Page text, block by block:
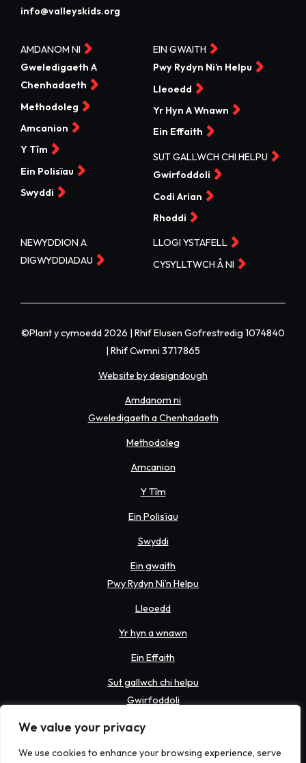
We value your privacy
We use cookies to enhance your browsing experience, serve
info@valleyskids.org
AMDANOM NI
Gweledigaeth A
Chenhadaeth
Methodoleg
Amcanion
Y Tîm
Ein Polisïau
Swyddi
EIN GWAITH
Pwy Rydyn Ni’n Helpu
Lleoedd
Yr Hyn A Wnawn
Ein Effaith
SUT GALLWCH CHI HELPU
Gwirfoddoli
Codi Arian
Rhoddi
NEWYDDION A
DIGWYDDIADAU
LLOGI YSTAFELL
CYSYLLTWCH Â NI
©Plant y cymoedd 2026 | Rhif Elusen Gofrestredig 1074840
| Rhif Cwmni 3717865
Website by designdough
Amdanom ni
Gweledigaeth a Chenhadaeth
Methodoleg
Amcanion
Y Tîm
Ein Polisïau
Swyddi
Ein gwaith
Pwy Rydyn Ni’n Helpu
Lleoedd
Yr hyn a wnawn
Ein Effaith
Sut gallwch chi helpu
Gwirfoddoli
Codi arian
Rhoddi